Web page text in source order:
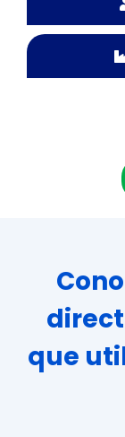
que